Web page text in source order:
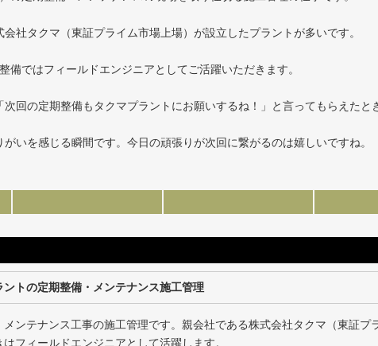
社タクマ（東証プライム市場上場）が設立したプラントが多いです。
備ではフィールドエンジニアとしてご活躍いただきます。
回の定期整備もタクマプラントにお願いするね！」と言ってもらえたと
いを感じる瞬間です。今日の頑張りが次回に繋がるのは嬉しいですね。
トの定期整備・メンテナンス施工管理
ンテナンス工事の施工管理です。親会社である株式会社タクマ（東証プ
フィールドエンジニアとして活躍します。